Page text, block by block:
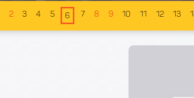
2 3 4 5 6 7 8 9 10 11 12 13